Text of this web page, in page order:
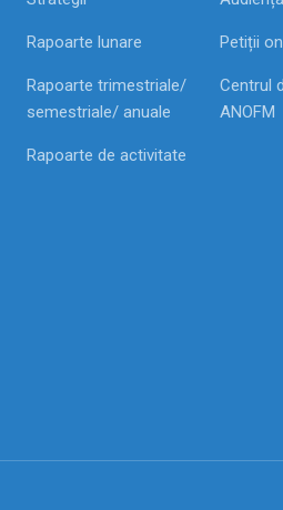
Rapoarte lunare
Rapoarte trimestriale/
semestriale/ anuale
Rapoarte de activitate
Petiții
Centrul
ANOFM